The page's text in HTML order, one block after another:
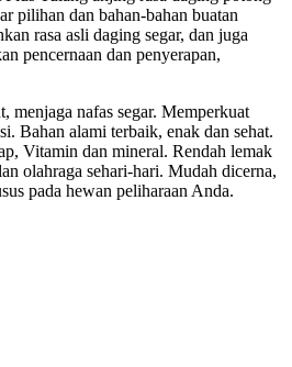
pilihan dan bahan-bahan buatan
rasa asli daging segar, dan juga
pencernaan dan penyerapan,
menjaga nafas segar. Memperkuat
Bahan alami terbaik, enak dan sehat.
Vitamin dan mineral. Rendah lemak
olahraga sehari-hari. Mudah dicerna,
pada hewan peliharaan Anda.